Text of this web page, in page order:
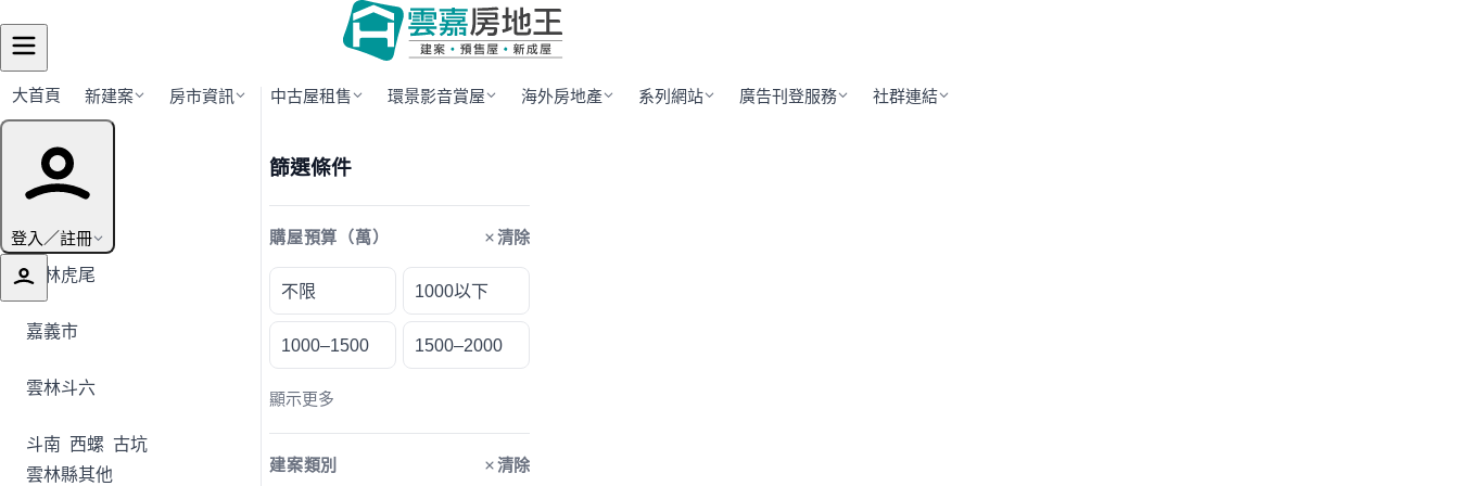
大首頁 新建案 房市資訊 中古屋租售 環景影音賞屋 海外房地產 系列網站 廣告刊登服務 社群連結
登入／註冊
行政區導覽
雲林虎尾
嘉義市
雲林斗六
斗南 西螺 古坑
雲林縣其他
篩選條件
購屋預算（萬） 清除
不限 1000以下
1000–1500 1500–2000
顯示更多
建案類別 清除